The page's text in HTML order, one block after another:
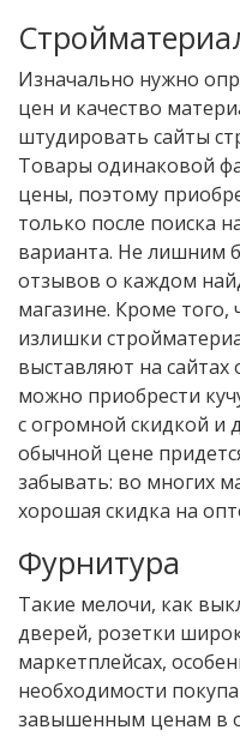
Изначально нужно
цен и качество
штудировать сайты
Товары одинаковой
цены, поэтому
только после поиска
варианта. Не лишним
отзывов о каждом
магазине. Кроме
излишки
выставляют на сайтах
можно приобрести
с огромной скидкой и
обычной цене
забывать: во многих
хорошая скидка на
Фурнитура
Такие мелочи, как
дверей, розетки
маркетплейсах,
необходимости
завышенным ценам в